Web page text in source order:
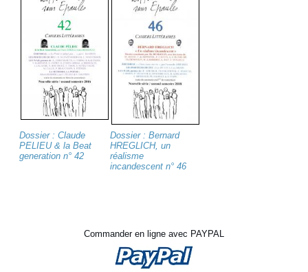
Dossier : Claude
PELIEU & la Beat
generation n° 42
Dossier : Bernard
HREGLICH, un
réalisme
incandescent n° 46
Commander en ligne avec PAYPAL